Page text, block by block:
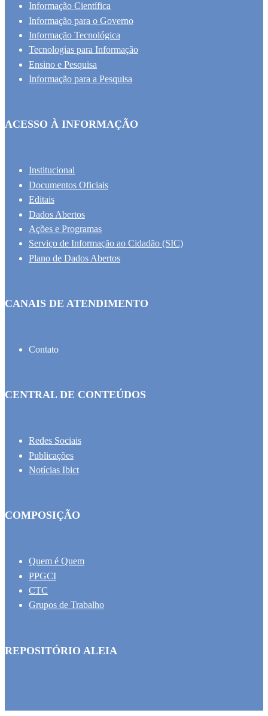
Informação Científica
Informação para o Governo
Informação Tecnológica
Tecnologias para Informação
Ensino e Pesquisa
Informação para a Pesquisa
ACESSO À INFORMAÇÃO
Institucional
Documentos Oficiais
Editais
Dados Abertos
Ações e Programas
Serviço de Informação ao Cidadão (SIC)
Plano de Dados Abertos
CANAIS DE ATENDIMENTO
Contato
CENTRAL DE CONTEÚDOS
Redes Sociais
Publicações
Notícias Ibict
COMPOSIÇÃO
Quem é Quem
PPGCI
CTC
Grupos de Trabalho
REPOSITÓRIO ALEIA